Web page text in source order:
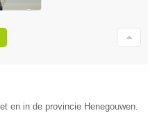
en in de provincie Henegouwen.